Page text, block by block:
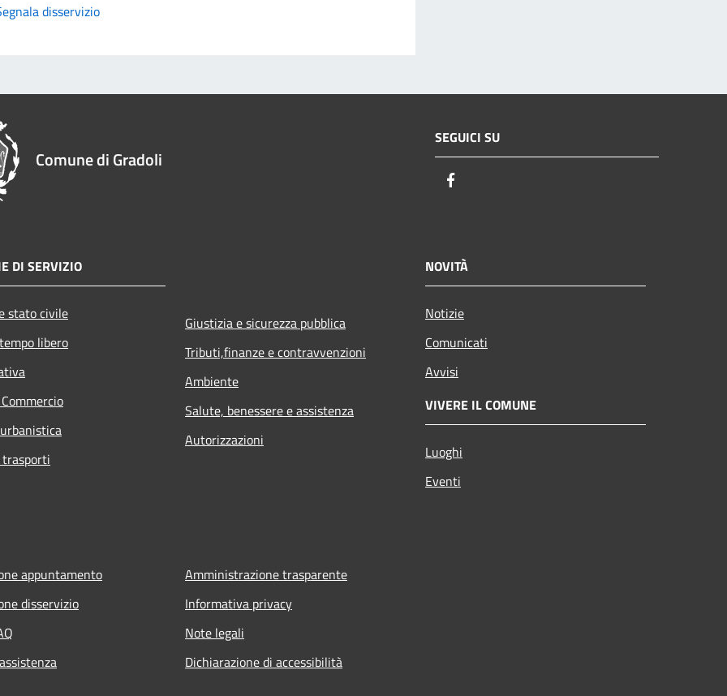
disservizio
Comune di Gradoli
SEGUICI SU
DI SERVIZIO
stato civile
libero
Giustizia e sicurezza pubblica
Tributi,finanze e contravvenzioni
Ambiente
Salute, benessere e assistenza
Autorizzazioni
NOVITÀ
Notizie
Comunicati
Avvisi
VIVERE IL COMUNE
Luoghi
Eventi
appuntamento
disservizio
Amministrazione trasparente
Informativa privacy
Note legali
Dichiarazione di accessibilità